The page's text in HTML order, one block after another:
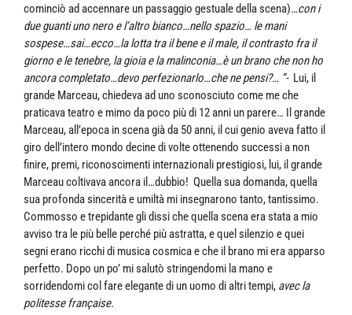
cominciò ad accennare un passaggio gestuale della scena)…con i
due guanti uno nero e l’altro bianco…nello spazio… le mani
sospese…sai…ecco…la lotta tra il bene e il male, il contrasto fra il
giorno e le tenebre, la gioia e la malinconia…è un brano che non ho
ancora completato…devo perfezionarlo…che ne pensi?… ”- Lui, il
grande Marceau, chiedeva ad uno sconosciuto come me che
praticava teatro e mimo da poco più di 12 anni un parere… Il grande
Marceau, all’epoca in scena già da 50 anni, il cui genio aveva fatto il
giro dell’intero mondo decine di volte ottenendo successi a non
finire, premi, riconoscimenti internazionali prestigiosi, lui, il grande
Marceau coltivava ancora il…dubbio! Quella sua domanda, quella
sua profonda sincerità e umiltà mi insegnarono tanto, tantissimo.
Commosso e trepidante gli dissi che quella scena era stata a mio
avviso tra le più belle perché più astratta, e quel silenzio e quei
segni erano ricchi di musica cosmica e che il brano mi era apparso
perfetto. Dopo un po’ mi salutò stringendomi la mano e
sorridendomi col fare elegante di un uomo di altri tempi, avec la
politesse française.